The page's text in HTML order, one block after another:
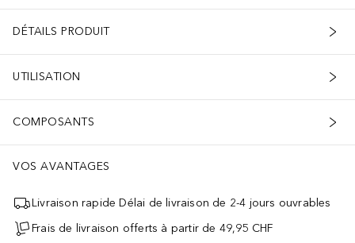
DÉTAILS PRODUIT
UTILISATION
COMPOSANTS
VOS AVANTAGES
Livraison rapide Délai de livraison de 2-4 jours ouvrables
Frais de livraison offerts à partir de 49,95 CHF